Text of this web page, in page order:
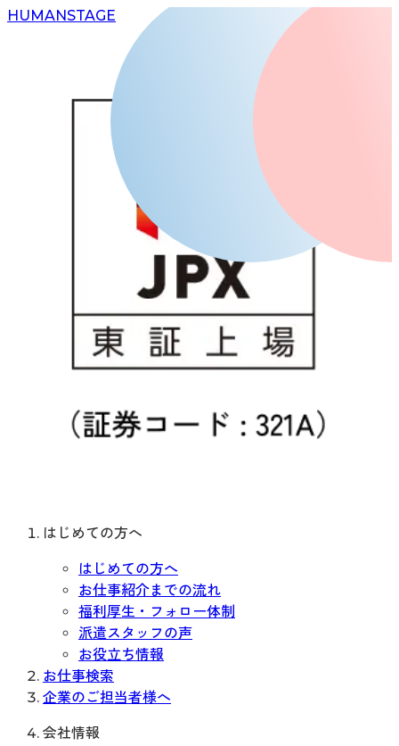
HUMANSTAGE
はじめての方へ
はじめての方へ
お仕事紹介までの流れ
福利厚生・フォロー体制
派遣スタッフの声
お役立ち情報
お仕事検索
企業のご担当者様へ
会社情報